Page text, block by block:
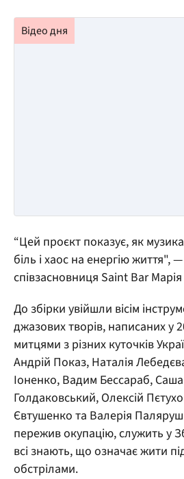
“Цей проєкт показує, як
біль і хаос на енергію життя",
співзасновниця Saint Bar
До збірки увійшли вісім
джазових творів, написаних у
митцями з різних куточків
Андрій Показ, Наталія
Іоненко, Вадим Бессараб,
Голдаковський, Олексій
Євтушенко та Валерія
пережив окупацію, служить у
всі знають, що означає жити
обстрілами.